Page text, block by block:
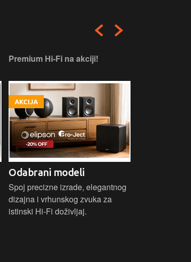
Premium Hi-Fi na akciji!
AKCIJA
Odabrani modeli
Spoj precizne izrade, elegantnog
dizajna i vrhunskog zvuka za
istinski Hi-Fi doživljaj.